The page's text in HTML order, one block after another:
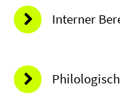
Interner